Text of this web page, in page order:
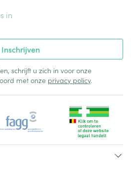
Inschrijven
schrijft u zich in voor onze
met onze privacy policy.